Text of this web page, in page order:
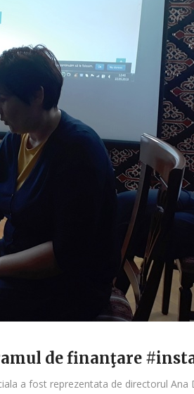
de finanţare
a fost reprezentata de directorul